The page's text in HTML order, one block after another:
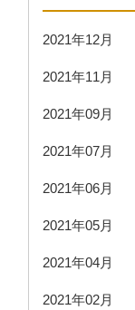
2021年12月
2021年11月
2021年09月
2021年07月
2021年06月
2021年05月
2021年04月
2021年02月